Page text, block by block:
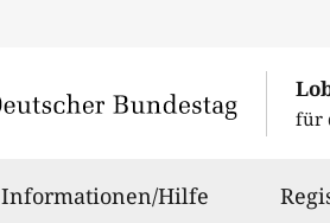
für
Informationen/Hilfe